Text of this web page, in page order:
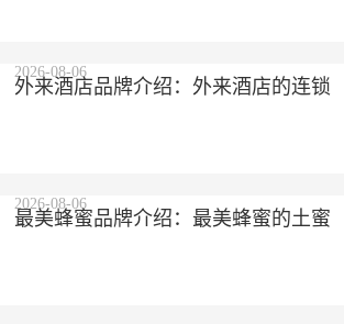
外来酒店品牌介绍：外来酒店的连锁
2026-08-06
最美蜂蜜品牌介绍：最美蜂蜜的土蜜
2026-08-06